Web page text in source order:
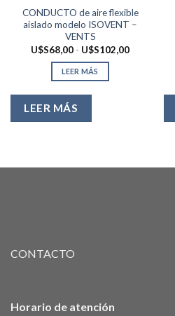
CONDUCTO de aire flexible
aislado modelo ISOVENT –
VENTS
U$S68,00 - U$S102,00Rango
LEER MÁS
LEER MÁS
CONTACTO
Horario de atención